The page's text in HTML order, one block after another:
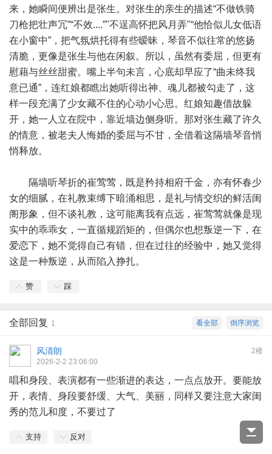
来，她瞬间便辨出是张生。对张生的亲生的描述“不做铁骑
刀枪把壮声冗”“不效....”"不逞高怀把风月弄"“他恰似儿女低语
在小窗中”，把气氛烘托得有些暧昧，琴音不似往常的悠扬
清脆，更像是张生与他在闲叙。所以，虽然有委屈，但更有
慰藉与丝丝甜蜜。嘴上半句未言，心底却早应了“曲未终我
意已通”，连红娘都瞧出她听得出神、魂儿都被勾走了，这
样一段充满了少女藏不住的心动小心思。红娘知趣借故躲
开，她一人立在院中，靠近墙边侧身听。那对张生藏了许久
的情意，被老夫人悔婚的委屈与不甘，全借着这隔墙琴音悄
悄释放。
隔墙听琴折的崔莺莺，既是矜持相府千金，亦有怀春少
女的细腻，在礼教束缚下暗涌相思，是礼与情交织的鲜活闺
阁形象，但不谈礼教，这可能离我有点远，崔莺莺就像是现
实中的乖乖女，一直循规蹈矩的，但偶尔也想叛逆一下，在
爱恋下，她不觉得自己有错，但在过往的经验中，她又觉得
这是一种叛逆，从而陷入挣扎。
赞 踩
倒序浏览
看全部
全部回复 1
2楼
风清朗
2026-2-2 23:06:00
唱和身段、表演都有一些渐进的表达，一点点放开。要能放
开，表情、身段要舒缓、大气、美丽，同样又要注意大家闺
秀的范儿和度，不要过了
支持 反对